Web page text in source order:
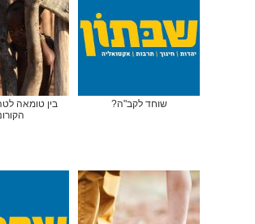
שוחד לקב"ה?
בין טומאה